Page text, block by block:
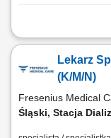
Kandydat będzie
Kontrola poprawności
Kontrola prac
Lekarz
(K/M/N)
Fresenius Medical
Śląski, Stacja